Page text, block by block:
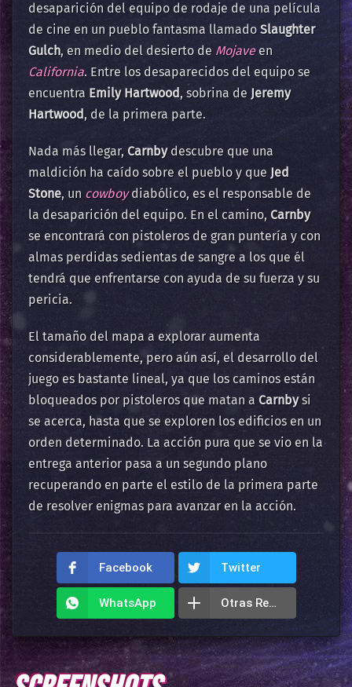
desaparición del equipo de rodaje de una película
de cine en un pueblo fantasma llamado Slaughter
Gulch, en medio del desierto de Mojaveen
California. Entre los desaparecidos del equipo se
encuentra Emily Hartwood, sobrina de Jeremy
Hartwood, de la primera parte.
Nada más llegar, Carnbydescubre que una
maldición ha caído sobre el pueblo y que Jed
Stone, un cowboydiabólico, es el responsable de
la desaparición del equipo. En el camino, Carnby
se encontrará con pistoleros de gran puntería y con
almas perdidas sedientas de sangre a los que él
tendrá que enfrentarse con ayuda de su fuerza y su
pericia.
El tamaño del mapa a explorar aumenta
considerablemente, pero aún así, el desarrollo del
juego es bastante lineal, ya que los caminos están
bloqueados por pistoleros que matan a Carnbysi
se acerca, hasta que se exploren los edificios en un
orden determinado. La acción pura que se vio en la
entrega anterior pasa a un segundo plano
recuperando en parte el estilo de la primera parte
de resolver enigmas para avanzar en la acción.
Facebook Twitter
WhatsApp Otras Redes